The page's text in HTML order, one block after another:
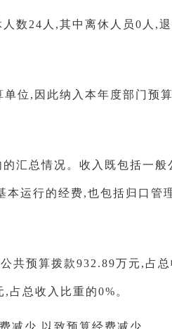
数24人,其中离休人员0人,退
位,因此纳入本年度部门预
汇总情况。收入既包括一
运行的经费,也包括归口管
共预算拨款932.89万元,占
占总收入比重的0%。
减少,以致预算经费减少。